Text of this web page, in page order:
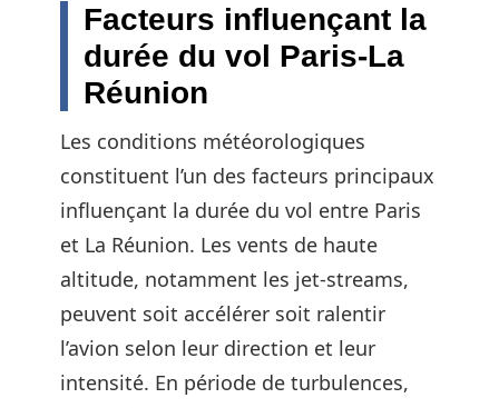
Facteurs influençant la
durée du vol Paris-La
Réunion
Les conditions météorologiques
constituent l’un des facteurs principaux
influençant la durée du vol entre Paris
et La Réunion. Les vents de haute
altitude, notamment les jet-streams,
peuvent soit accélérer soit ralentir
l’avion selon leur direction et leur
intensité. En période de turbulences,